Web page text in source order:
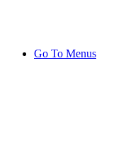
Go To Menus